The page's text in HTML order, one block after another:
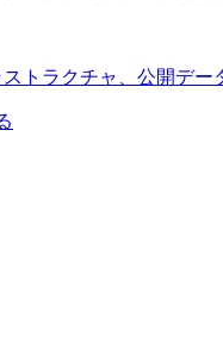
トラクチャ、公開デー